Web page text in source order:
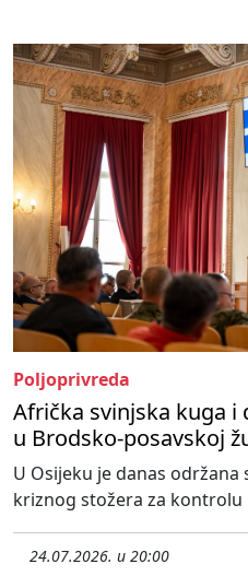
Poljoprivreda
Afrička svinjska kuga i
u Brodsko-posavskoj
U Osijeku je danas
kriznog stožera za kontrolu
24.07.2026. u 20:00